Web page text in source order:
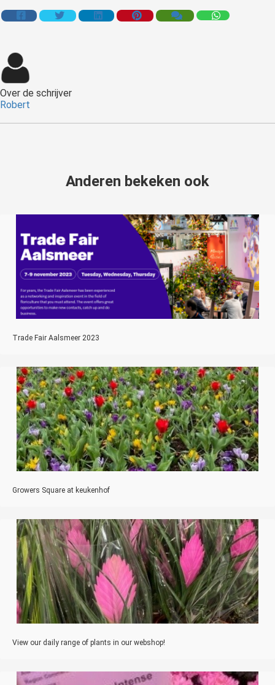
Over de schrijver
Robert
Anderen bekeken ook
Trade Fair Aalsmeer 2023
Growers Square at keukenhof
View our daily range of plants in our webshop!